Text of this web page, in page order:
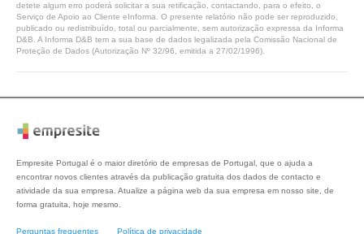
detete algum erro poderá solicitar a sua retificação, contactando, para o efeito, o
Serviço de Apoio ao Cliente eInforma. O presente relatório não pode ser reproduzido,
publicado ou redistribuído, total ou parcialmente, sem autorização expressa da Informa
D&B. A Informa D&B tem a sua base de dados legalizada pela Comissão Nacional de
Proteção de Dados (Autorização Nº 32/96, emitida a 27/02/1996).
Empresite Portugal é o maior diretório de empresas de Portugal, que o ajuda a
encontrar novos clientes através da publicação gratuita dos dados de contacto e
atividade da sua empresa. Atualize a página web da sua empresa em nosso site, de
forma gratuita, hoje mesmo.
Perguntas frequentes Política de privacidade